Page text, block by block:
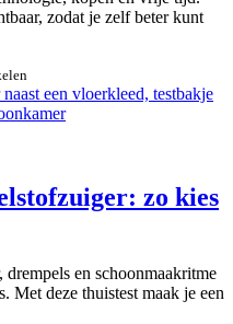
zodat je zelf beter kunt
zo kies
en schoonmaakritme
Met deze thuistest maak je een